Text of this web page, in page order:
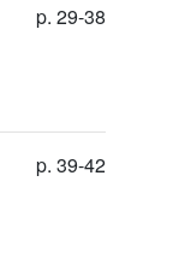
p. 29-38
p. 39-42